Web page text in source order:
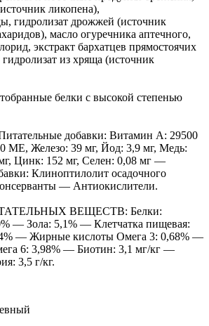
ликопена),
гидролизат дрожжей (источник
масло огуречника аптечного,
экстракт бархатцев прямостоячих
из хряща (источник
белки с высокой степенью
добавки: Витамин A: 29500
ME, Железо: 39 мг, Йод: 3,9 мг, Медь:
Цинк: 152 мг, Ceлeн: 0,08 мг —
Клиноптилолит осадочного
— Антиокислители.
ВЕЩЕСТВ: Белки:
— Зола: 5,1% — Клетчатка пищевая:
— Жирные кислоты Омега 3: 0,68% —
6: 3,98% — Биотин: 3,1 мг/кг —
3,5 г/кг.